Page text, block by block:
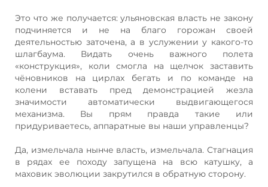
Это что же получается: ульяновская власть не закону
подчиняется и не на благо горожан своей
деятельностью заточена, а в услужении у какого-то
шлагбаума. Видать очень важного полета
«конструкция», коли смогла на щелчок заставить
чёновников на цирлах бегать и по команде на
колени вставать пред демонстрацией жезла
значимости автоматически выдвигающегося
механизма. Вы прям правда такие или
придуриваетесь, аппаратные вы наши управленцы?
Да, измельчала нынче власть, измельчала. Стагнация
в рядах ее походу запущена на всю катушку, а
маховик эволюции закрутился в обратную сторону.